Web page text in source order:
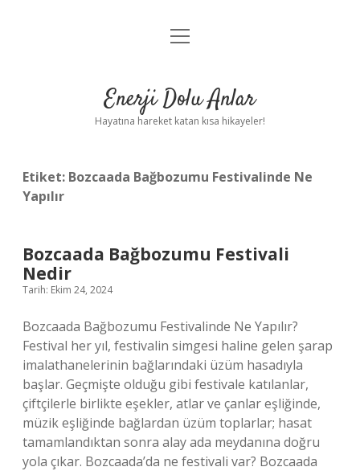
Anasayfa
Yasal Uyarı
menüyü
Enerji Dolu Anlar
Hayatına hareket katan kısa hikayeler!
Etiket: Bozcaada Bağbozumu Festivalinde Ne
Yapılır
Bozcaada Bağbozumu Festivali
Nedir
Tarih: Ekim 24, 2024
Bozcaada Bağbozumu Festivalinde Ne Yapılır?
Festival her yıl, festivalin simgesi haline gelen şarap
imalathanelerinin bağlarındaki üzüm hasadıyla
başlar. Geçmişte olduğu gibi festivale katılanlar,
çiftçilerle birlikte eşekler, atlar ve çanlar eşliğinde,
müzik eşliğinde bağlardan üzüm toplarlar; hasat
tamamlandıktan sonra alay ada meydanına doğru
yola çıkar. Bozcaada’da ne festivali var? Bozcaada